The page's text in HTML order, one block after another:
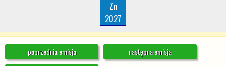
Zn
2027
poprzednia emisja
następna emisja